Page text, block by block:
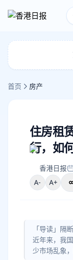
首页 房产
住房租
行，如
香港日报
A-
A+
「导读」隔
近年来，我
少市场乱象